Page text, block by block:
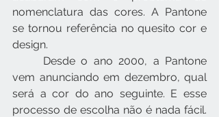
nomenclatura das cores. A Pantone
se tornou referência no quesito cor e
design.
vem anunciando em dezembro, qual
será a cor do ano seguinte. E esse
processo de escolha não é nada fácil.